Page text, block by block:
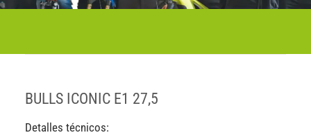
BULLS ICONIC E1 27,5
Detalles técnicos: